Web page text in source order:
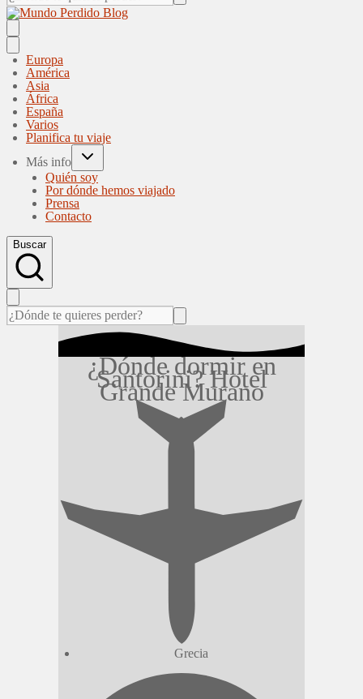
Europa
América
Asia
África
España
Varios
Planifica tu viaje
Más info
Quién soy
Por dónde hemos viajado
Prensa
Contacto
Buscar
¿Dónde dormir en
Santorini? Hotel
Grande Murano
Grecia